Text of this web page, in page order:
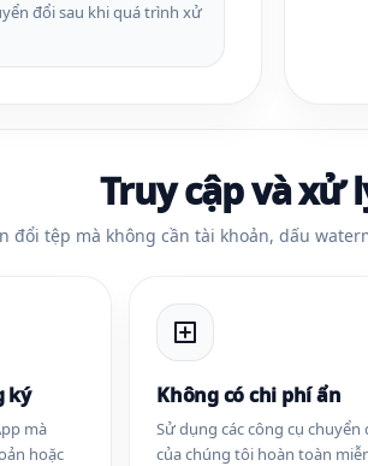
đổi sau khi quá trình xử
Truy cập và xử
đổi tệp mà không cần tài khoản, dấu
ký
mà
hoặc
Không có chi phí ẩn
Sử dụng các công cụ chuyển
của chúng tôi hoàn toàn